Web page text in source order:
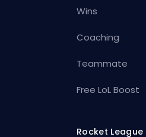
Wins
Coaching
Teammate
Free LoL Boost
Rocket League